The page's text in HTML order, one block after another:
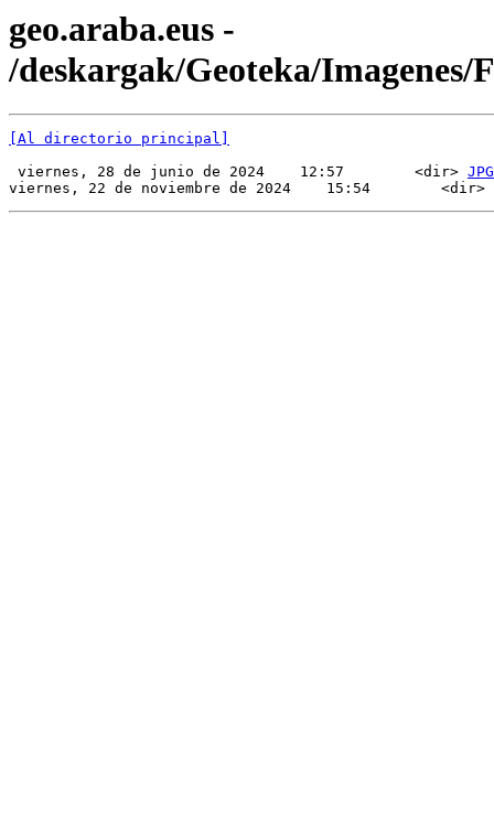
geo.araba.eus -
/deskargak/Geoteka/Imagenes/
[Al directorio principal]
viernes, 28 de junio de 2024    12:57        <dir> JPG
viernes, 22 de noviembre de 2024    15:54        <dir>